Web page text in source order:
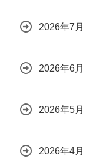
2026年7月
2026年6月
2026年5月
2026年4月